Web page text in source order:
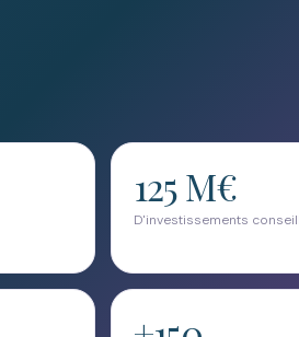
125 M€
D'investissements